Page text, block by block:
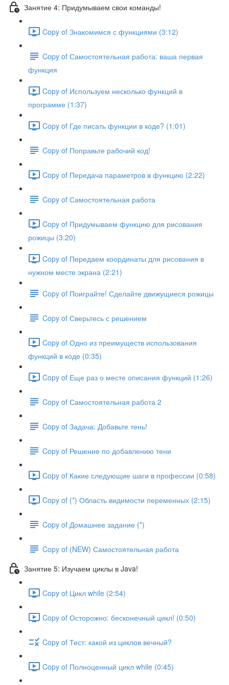
Занятие 4: Придумываем свои команды!
Copy of Знакомимся с функциями (3:12)
Copy of Самостоятельная работа: ваша первая
функция
Copy of Используем несколько функций в
программе (1:37)
Copy of Где писать функции в коде? (1:01)
Copy of Поправьте рабочий код!
Copy of Передача параметров в функцию (2:22)
Copy of Самостоятельная работа
Copy of Придумываем функцию для рисования
рожицы (3:20)
Copy of Передаем координаты для рисования в
нужном месте экрана (2:21)
Copy of Поиграйте! Сделайте движущиеся рожицы
Copy of Сверьтесь с решением
Copy of Одно из преимуществ использования
функций в коде (0:35)
Copy of Еще раз о месте описания функций (1:26)
Copy of Самостоятельная работа 2
Copy of Задача: Добавьте тень!
Copy of Решение по добавлению тени
Copy of Какие следующие шаги в профессии (0:58)
Copy of (*) Область видимости переменных (2:15)
Copy of Домашнее задание (*)
Copy of (NEW) Самостоятельная работа
Занятие 5: Изучаем циклы в Java!
Copy of Цикл while (2:54)
Copy of Осторожно: бесконечный цикл! (0:50)
Copy of Тест: какой из циклов вечный?
Copy of Полноценный цикл while (0:45)